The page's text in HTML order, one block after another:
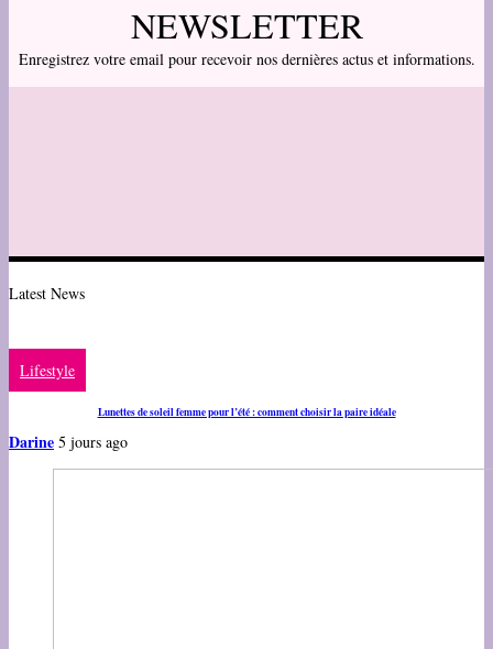
NEWSLETTER
Enregistrez votre email pour recevoir nos dernières actus et informations.
Latest News
Lifestyle
Lunettes de soleil femme pour l’été : comment choisir la paire idéale
Darine 5 jours ago